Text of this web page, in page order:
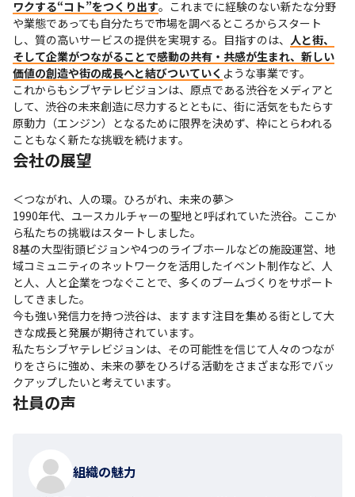
ワクする“コト”をつくり出す。これまでに経験のない新たな分野
や業態であっても自分たちで市場を調べるところからスタート
し、質の高いサービスの提供を実現する。目指すのは、 人と街、
そして企業がつながることで感動の共有・共感が生まれ、新しい
価値の創造や街の成長へと結びついていく ような事業です。
これからもシブヤテレビジョンは、原点である渋谷をメディアと
して、渋谷の未来創造に尽力するとともに、街に活気をもたらす
原動力（エンジン）となるために限界を決めず、枠にとらわれる
こともなく新たな挑戦を続けます。
会社の展望
＜つながれ、人の環。ひろがれ、未来の夢＞
1990年代、ユースカルチャーの聖地と呼ばれていた渋谷。ここか
ら私たちの挑戦はスタートしました。
8基の大型街頭ビジョンや4つのライブホールなどの施設運営、地
域コミュニティのネットワークを活用したイベント制作など、人
と人、人と企業をつなぐことで、多くのブームづくりをサポート
してきました。
今も強い発信力を持つ渋谷は、ますます注目を集める街として大
きな成長と発展が期待されています。
私たちシブヤテレビジョンは、その可能性を信じて人々のつなが
りをさらに強め、未来の夢をひろげる活動をさまざまな形でバッ
クアップしたいと考えています。
社員の声
組織の魅力